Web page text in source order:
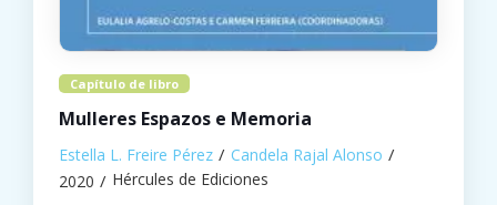
Capítulo de libro
Mulleres Espazos e Memoria
Estella L. Freire Pérez
Candela Rajal Alonso
2020
Hércules de Ediciones